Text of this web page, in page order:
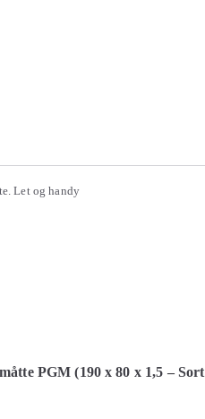
Let og handy
PGM (190 x 80 x 1,5 – Sort